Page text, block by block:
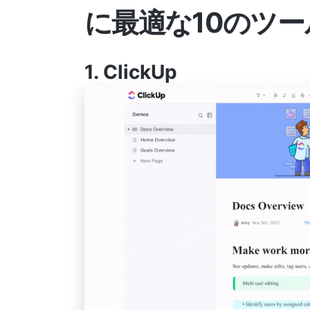
に最適な10のツ
1. ClickUp